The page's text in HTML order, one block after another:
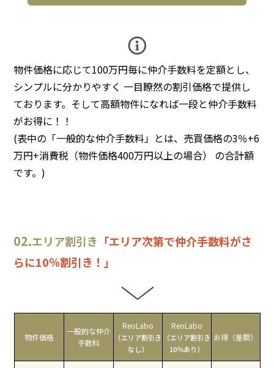
物件価格に応じて100万円毎に仲介手数料を定額とし、
シンプルに分かりやすく 一目瞭然の割引価格で提供し
ております。そして高額物件になれば一段と仲介手数料
がお得に！！
(表中の「一般的な仲介手数料」とは、売買価格の3％+6
万円+消費税（物件価格400万円以上の場合） の合計額
です。)
02.エリア割引き 「エリア次第で仲介手数料がさ
らに10％割引き！」
物件価格
一般的な仲介
手数料
ReoLabo
（エリア割引き
なし）
ReoLabo
（エリア割引き
10％あり）
お得（差額）